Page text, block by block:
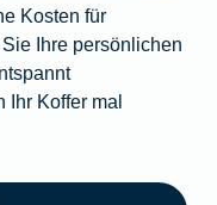
Kosten für
Ihre persönlichen
Ihr Koffer mal